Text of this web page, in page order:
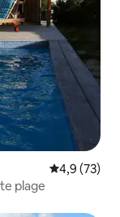
Évaluation
4,9 (73)
plage